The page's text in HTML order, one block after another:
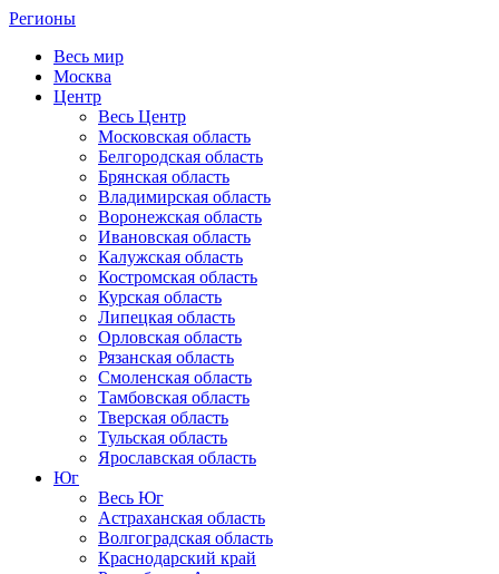
Регионы
Весь мир
Москва
Центр
Весь Центр
Московская область
Белгородская область
Брянская область
Владимирская область
Воронежская область
Ивановская область
Калужская область
Костромская область
Курская область
Липецкая область
Орловская область
Рязанская область
Смоленская область
Тамбовская область
Тверская область
Тульская область
Ярославская область
Юг
Весь Юг
Астраханская область
Волгоградская область
Краснодарский край